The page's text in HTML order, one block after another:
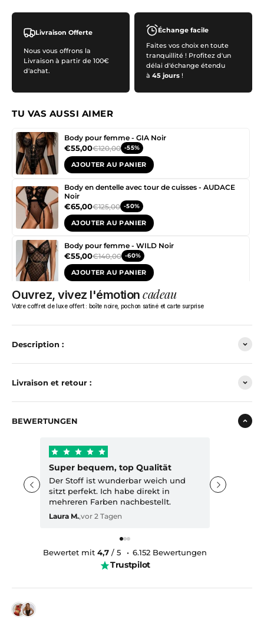
Livraison Offerte
Nous vous offrons la
Livraison à partir de 100€
d'achat.
Échange facile
Faites vos choix en toute
tranquillité ! Profitez d'un
délai d'échange étendu
à 45 jours !
TU VAS AUSSI AIMER
Body pour femme - GIA Noir
€55,00€120,00 -55%
AJOUTER AU PANIER
Body en dentelle avec tour de cuisses - AUDACE
Noir
€65,00€125,00 -50%
AJOUTER AU PANIER
Body pour femme - WILD Noir
€55,00€140,00 -60%
AJOUTER AU PANIER
Body lingerie pour femme - TENTATION Noir
€50,00€85,00 -40%
AJOUTER AU PANIER
AJOUTER AU PANIER
Body pour femme - Éros Noir
€45,00€100,00
Body pour femme - MAYA Noir
Ouvrez, vivez l'émotion cadeau
Votre coffret de luxe offert : boîte noire, pochon satiné et carte surprise
Description :
Livraison et retour :
BEWERTUNGEN
Super bequem, top Qualität
Der Stoff ist wunderbar weich und
sitzt perfekt. Ich habe direkt in
mehreren Farben nachbestellt.
Laura M.,vor 2 Tagen
Bewertet mit4,7 / 5 • 6.152 Bewertungen
Trustpilot